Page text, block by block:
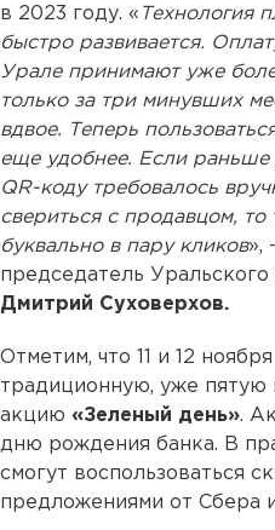
в 2023 году. « Технология
быстро развивается.
Урале принимают уже
только за три минувших
вдвое. Теперь
еще удобнее. Если раньше
QR-коду требовалось
свериться с продавцом,
буквально в пару кликов»,
председатель
Дмитрий Суховерхов.
Отметим, что 11 и 12
традиционную, уже пятую
акцию «Зеленый день».
дню рождения банка. В
смогут воспользоваться
предложениями от Сбера